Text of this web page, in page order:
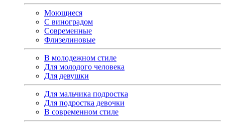
Моющиеся
С виноградом
Современные
Флизелиновые
В молодежном стиле
Для молодого человека
Для девушки
Для мальчика подростка
Для подростка девочки
В современном стиле